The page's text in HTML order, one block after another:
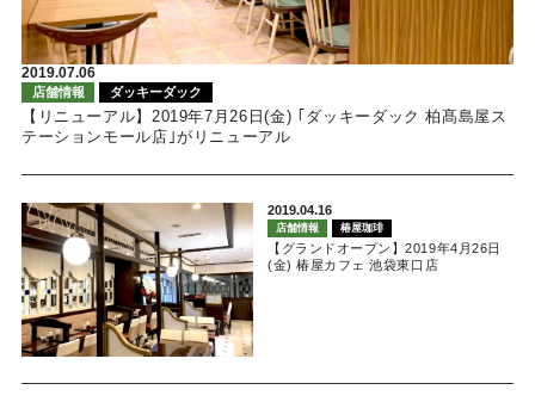
2019.07.06
店舗情報 ダッキーダック
【リニューアル】2019年7月26日(金) ｢ダッキーダック 柏髙島屋ス
テーションモール店｣がリニューアル
2019.04.16
店舗情報 椿屋珈琲
【グランドオープン】2019年4月26日
(金) 椿屋カフェ 池袋東口店